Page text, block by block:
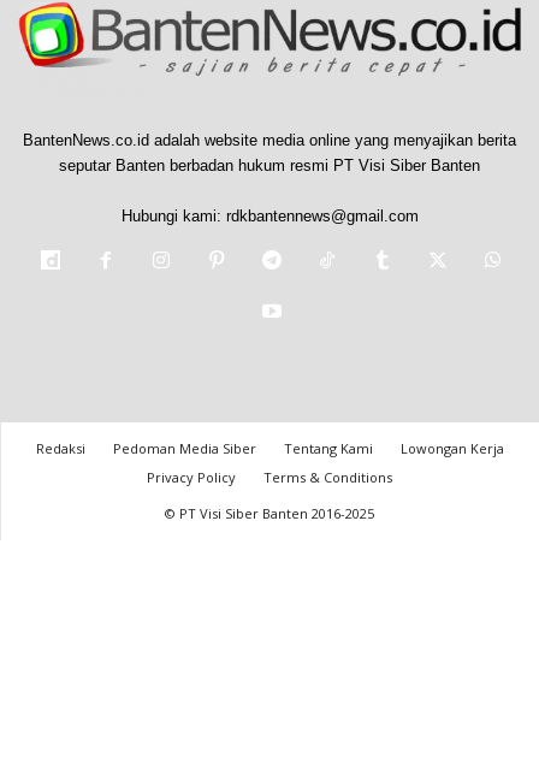
BantenNews.co.id adalah website media online yang menyajikan berita
seputar Banten berbadan hukum resmi PT Visi Siber Banten
Hubungi kami: rdkbantennews@gmail.com
Redaksi Pedoman Media Siber Tentang Kami
Lowongan Kerja
Privacy Policy
Terms & Conditions
© PT Visi Siber Banten 2016-2025